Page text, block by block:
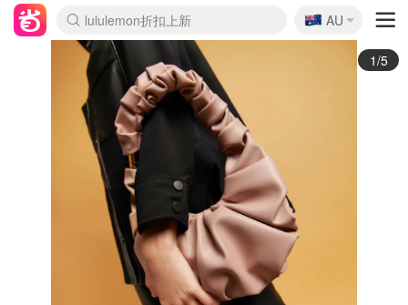
lululemon折扣上新
Sasa美妆护肤3.5折
SSENSE年中2.5折
FreshBeauty好价汇总
Cettire降价+叠9折
WWS Coles超市实拍
viagogo二手票捡漏
Myer超级周末
The Outnet奢牌1折起
David Jones 3折起
Flannels大牌1折
Perfumes Club护肤1折
AMIRO面罩$251
Amazon折扣汇总
eToro入金$200送$50
Amazon数码好物
ICONIC本周7.5折
ThedoubleF高奢地板价
Moose Knuckles 6折
丝芙兰5折起
EUFY摄像头$98
Selenichast首饰2折
Trip机票酒店促销
YSL送5件彩妆礼
Amazon家居好物
Amazon美妆护肤
雅漾大喷$8
过敏原检测盒$33
伊索独家赠50ml沐浴露
科颜氏高保湿面霜$29
SEALIFE海洋馆门票6折
丝塔芙大白罐$16
订阅Newsletter送香薰
Cult Beauty 6.8折
Harrods圣诞日历$525
LN-CC奢牌私促3折
d'Alba空姐喷雾$16
EVE LOM套装£56
Bernardelli独家4折
Adore Beauty 6折起
CT圣诞日历
Mytheresa奢品2.7折
Luxury Escapes 9折
Currentbody美容仪$881
MOON Garden Live
Roborock扫地机$649
Tingo Life水杯$24
Valentino官网5折
CR洗护套装$23
修丽可4件套$159
Myer彩妆2件7折
GANNI官网4.5折
Stylevana韩妆4折
Tessabit高奢8.5折
OGX洗发水$11
Amazon阿德莱德次日达
卡诗8.5折+赠礼
Philips Hue灯具8折
🇦🇺
AU
2/5